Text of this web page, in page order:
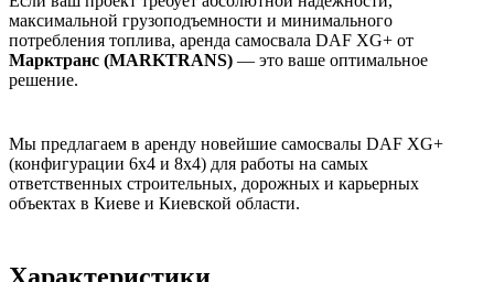
максимальной грузоподъемности и минимального
потребления топлива, аренда самосвала DAF XG+ от
Марктранс (MARKTRANS) — это ваше оптимальное
решение.
Мы предлагаем в аренду новейшие самосвалы DAF XG+
(конфигурации 6x4 и 8x4) для работы на самых
ответственных строительных, дорожных и карьерных
объектах в Киеве и Киевской области.
Характеристики